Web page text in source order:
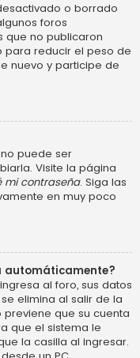
o borrado
foros
que no publicaron
reducir el peso de
nuevo y participe de
puede ser
Visite la página
mi contraseña. Siga las
en muy poco
automáticamente?
al foro, sus datos
elimina al salir de la
que su cuenta
que el sistema le
la casilla al ingresar.